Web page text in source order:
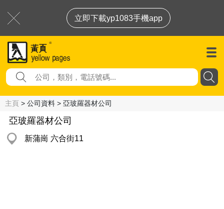
立即下載yp1083手機app
主頁 > 公司資料 > 亞玻羅器材公司
亞玻羅器材公司
新蒲崗 六合街11